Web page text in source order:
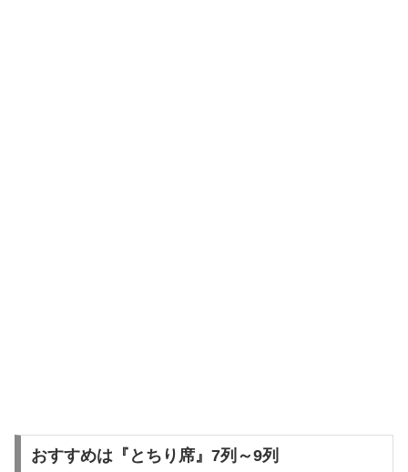
おすすめは『とちり席』7列～9列